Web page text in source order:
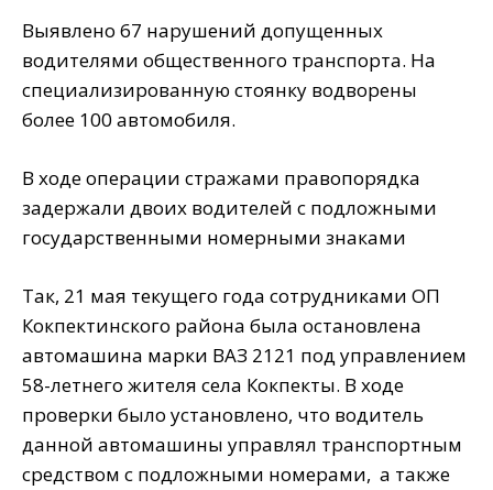
Выявлено 67 нарушений допущенных
водителями общественного транспорта. На
специализированную стоянку водворены
более 100 автомобиля.
В ходе операции стражами правопорядка
задержали двоих водителей с подложными
государственными номерными знаками
Так, 21 мая текущего года сотрудниками ОП
Кокпектинского района была остановлена
автомашина марки ВАЗ 2121 под управлением
58-летнего жителя села Кокпекты. В ходе
проверки было установлено, что водитель
данной автомашины управлял транспортным
средством с подложными номерами, а также